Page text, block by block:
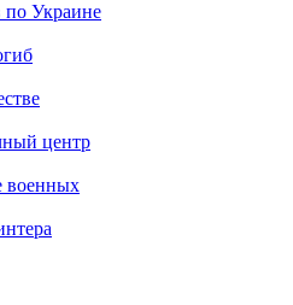
по Украине
центр
военных